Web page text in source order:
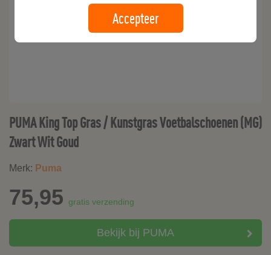
PUMA King Top Gras / Kunstgras Voetbalschoenen (MG)
Zwart Wit Goud
Merk: Puma
75,95 gratis verzending
Bekijk bij PUMA
Accepteer